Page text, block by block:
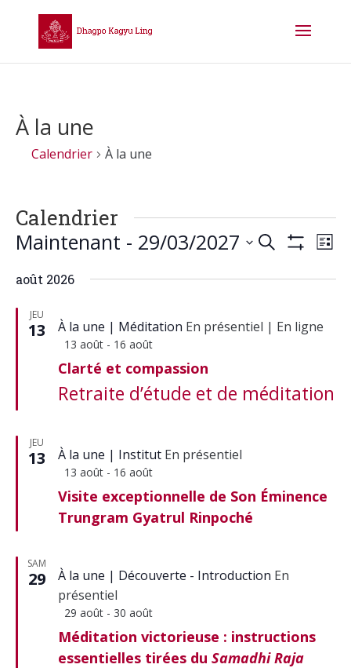
À la une
Calendrier À la une
Calendrier
vues
Recherche
de
Liste
Maintenant - 29/03/2027
une
date.
août 2026
JEU
13 À la une Méditation En présentiel | En ligne
Mis
avant
13 août- 16 août
Clarté et compassion
Retraite d’étude et de méditation
JEU
13 À la une Institut En présentiel
Mis
avant
13 août- 16 août
Visite exceptionnelle de Son Éminence
Trungram Gyatrul Rinpoché
SAM
29 À la une Découverte - Introduction En
présentiel
Mis
avant
29 août- 30 août
Méditation victorieuse : instructions
essentielles tirées du Samadhi Raja